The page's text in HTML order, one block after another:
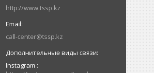
http://www.tssp.kz
call-center@tssp.kz
Instagram